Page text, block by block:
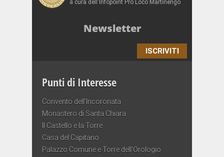
a cura dell'Infopoint Pro Loco Martinengo
Newsletter
ISCRIVITI
Punti di Interesse
Convento dell’Incoronata
Monastero di Santa Chiara
Il Castello e la Torre
Casa del Capitano
Palazzo Comune e Torre dell’Orologio